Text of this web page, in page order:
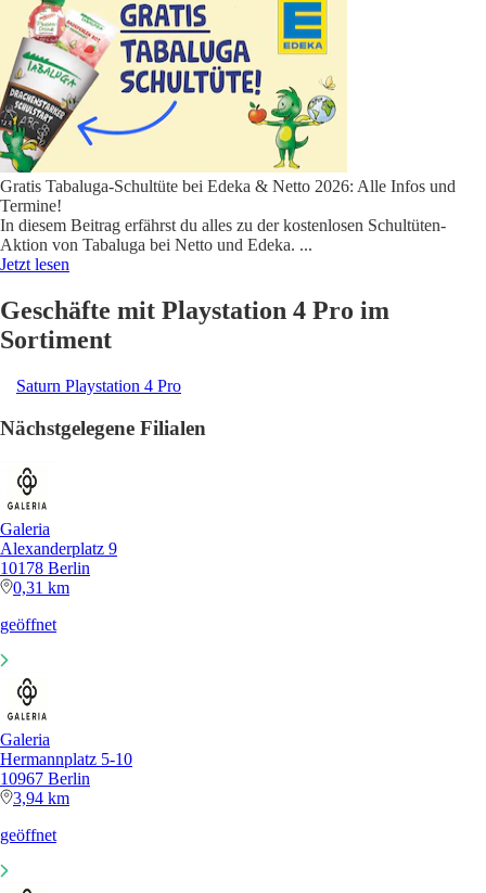
Gratis Tabaluga-Schultüte bei Edeka & Netto 2026: Alle Infos und
Termine!
In diesem Beitrag erfährst du alles zu der kostenlosen Schultüten-
Aktion von Tabaluga bei Netto und Edeka. ...
Jetzt lesen
Geschäfte mit Playstation 4 Pro im
Sortiment
Saturn Playstation 4 Pro
Nächstgelegene Filialen
Galeria
Alexanderplatz 9
10178 Berlin
0,31 km
geöffnet
Galeria
Hermannplatz 5-10
10967 Berlin
3,94 km
geöffnet